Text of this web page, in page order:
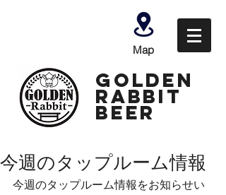
Map
GOLDEN
Rabbit
Beer
今週のタップルーム情報
今週のタップルーム情報をお知らせい